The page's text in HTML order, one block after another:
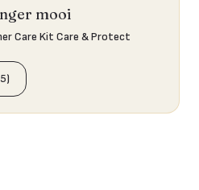
mooi
Care Kit Care & Protect